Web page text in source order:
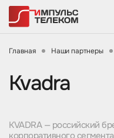
Главная Наши партнеры
Kvadra
KVADRA — российский
корпоративного